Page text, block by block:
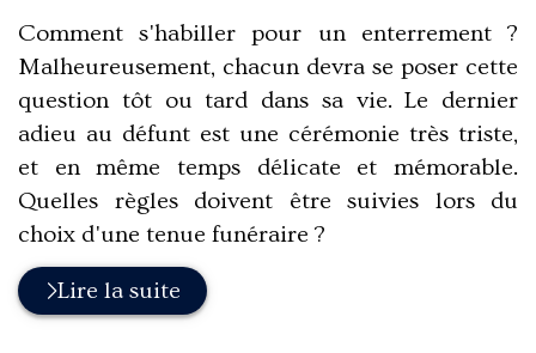
Comment s'habiller pour un enterrement ?
Malheureusement, chacun devra se poser cette
question tôt ou tard dans sa vie. Le dernier
adieu au défunt est une cérémonie très triste,
et en même temps délicate et mémorable.
Quelles règles doivent être suivies lors du
choix d'une tenue funéraire ?
Lire la suite